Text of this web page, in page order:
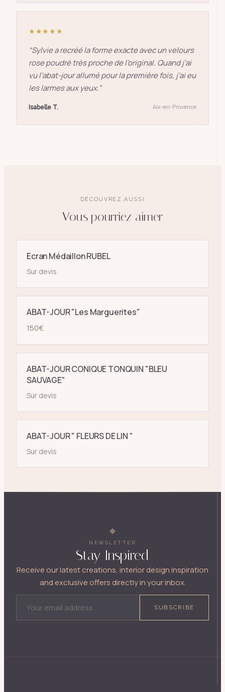
★★★★★
“Sylvie a recréé la forme exacte avec un velours
rose poudré très proche de l’original. Quand j’ai
vu l’abat-jour allumé pour la première fois, j’ai eu
les larmes aux yeux.”
Isabelle T. Aix-en-Provence
DÉCOUVREZ AUSSI
Vous pourriez aimer
Ecran Médaillon RUBEL
Sur devis
ABAT-JOUR "Les Marguerites"
150€
ABAT-JOUR CONIQUE TONQUIN "BLEU
SAUVAGE"
Sur devis
ABAT-JOUR " FLEURS DE LIN "
Sur devis
NEWSLETTER
Stay Inspired
Receive our latest creations, interior design inspiration
and exclusive offers directly in your inbox.
SUBSCRIBE